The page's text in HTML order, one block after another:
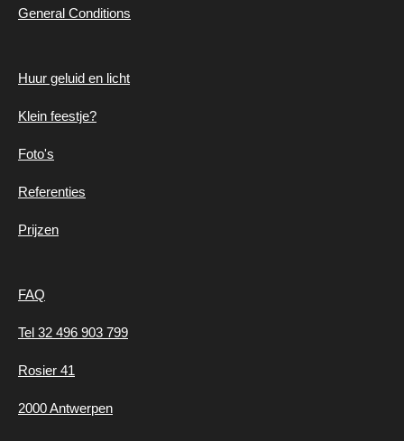
General Conditions
Huur geluid en licht
Klein feestje?
Foto's
Referenties
Prijzen
FAQ
Tel 32 496 903 799
Rosier 41
2000 Antwerpen